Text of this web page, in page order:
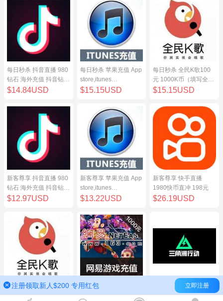
每日秒杀 抖音直播 980
钻石 海外充值 抖音钻石
（原抖币）98元
$14.84USD
每日秒杀 苹果充值 App
store,itunes
store,iphone,ipad中国
$15.15USD
每日秒杀 全民K歌100
元 1000K币（填写全民
K歌号充值）
$15.15USD
新客尊享 抖音直播 980
钻石 海外充值 抖音钻石
（原抖币）98元
$12.97USD
新客尊享 苹果充值 App
store,itunes
store,iphone,ipad中国
$13.22USD
新客尊享 快手直播
1980快币直冲 198元
$26.19USD
新客尊享 全民K歌100
元 1000K币（填写全民
网易点数1000元(可直
充/寄售) 网易一卡通
三角洲行动（腾讯国
服）
注册领取新人$200 专用红包 立即注册